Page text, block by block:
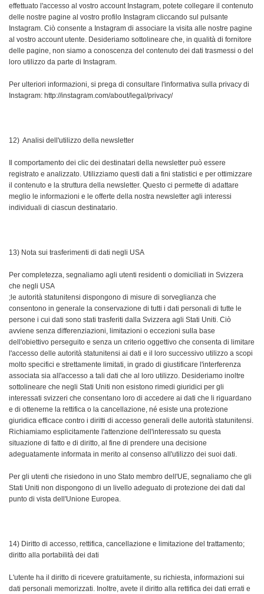
effettuato l'accesso al vostro account Instagram, potete collegare il contenuto
delle nostre pagine al vostro profilo Instagram cliccando sul pulsante
Instagram. Ciò consente a Instagram di associare la visita alle nostre pagine
al vostro account utente. Desideriamo sottolineare che, in qualità di fornitore
delle pagine, non siamo a conoscenza del contenuto dei dati trasmessi o del
loro utilizzo da parte di Instagram.
Per ulteriori informazioni, si prega di consultare l'informativa sulla privacy di
Instagram: http://instagram.com/about/legal/privacy/
12) Analisi dell'utilizzo della newsletter
Il comportamento dei clic dei destinatari della newsletter può essere
registrato e analizzato. Utilizziamo questi dati a fini statistici e per ottimizzare
il contenuto e la struttura della newsletter. Questo ci permette di adattare
meglio le informazioni e le offerte della nostra newsletter agli interessi
individuali di ciascun destinatario.
13) Nota sui trasferimenti di dati negli USA
Per completezza, segnaliamo agli utenti residenti o domiciliati in Svizzera
che negli USA
;le autorità statunitensi dispongono di misure di sorveglianza che
consentono in generale la conservazione di tutti i dati personali di tutte le
persone i cui dati sono stati trasferiti dalla Svizzera agli Stati Uniti. Ciò
avviene senza differenziazioni, limitazioni o eccezioni sulla base
dell'obiettivo perseguito e senza un criterio oggettivo che consenta di limitare
l'accesso delle autorità statunitensi ai dati e il loro successivo utilizzo a scopi
molto specifici e strettamente limitati, in grado di giustificare l'interferenza
associata sia all'accesso a tali dati che al loro utilizzo. Desideriamo inoltre
sottolineare che negli Stati Uniti non esistono rimedi giuridici per gli
interessati svizzeri che consentano loro di accedere ai dati che li riguardano
e di ottenerne la rettifica o la cancellazione, né esiste una protezione
giuridica efficace contro i diritti di accesso generali delle autorità statunitensi.
Richiamiamo esplicitamente l'attenzione dell'interessato su questa
situazione di fatto e di diritto, al fine di prendere una decisione
adeguatamente informata in merito al consenso all'utilizzo dei suoi dati.
Per gli utenti che risiedono in uno Stato membro dell'UE, segnaliamo che gli
Stati Uniti non dispongono di un livello adeguato di protezione dei dati dal
punto di vista dell'Unione Europea.
14) Diritto di accesso, rettifica, cancellazione e limitazione del trattamento;
diritto alla portabilità dei dati
L'utente ha il diritto di ricevere gratuitamente, su richiesta, informazioni sui
dati personali memorizzati. Inoltre, avete il diritto alla rettifica dei dati errati e